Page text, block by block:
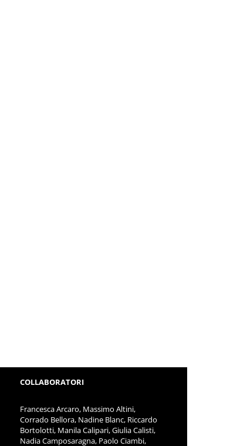
COLLABORATORI
Francesca Arcaro, Massimo Altini,
Corrado Bellora, Nadine Blanc, Riccardo
Bortolotti, Manila Calipari, Giulia Calisti,
Nadia Camposaragna, Paolo Ciambi,